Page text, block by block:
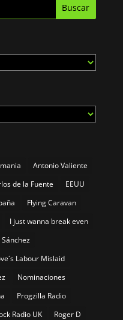
Antonio Valiente
de la Fuente
EEUU
Flying Caravan
I just wanna break even
Sánchez
Labour Mislaid
Nominaciones
Progzilla Radio
Radio UK
Roger D